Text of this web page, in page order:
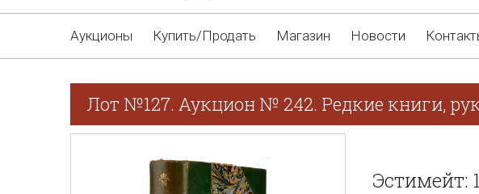
Аукционы Купить/Продать Магазин Новости
Лот №127. Аукцион № 242. Редкие книги,
Эстимейт: